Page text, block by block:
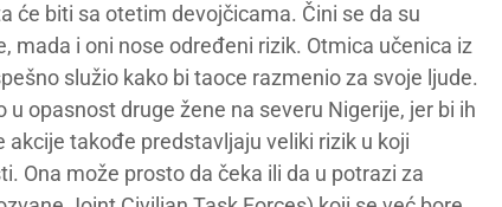
će biti sa otetim devojčicama. Čini se da su
i oni nose određeni rizik. Otmica učenica iz
služio kako bi taoce razmenio za svoje ljude.
opasnost druge žene na severu Nigerije, jer bi ih
takođe predstavljaju veliki rizik u koji
Ona može prosto da čeka ili da u potrazi za